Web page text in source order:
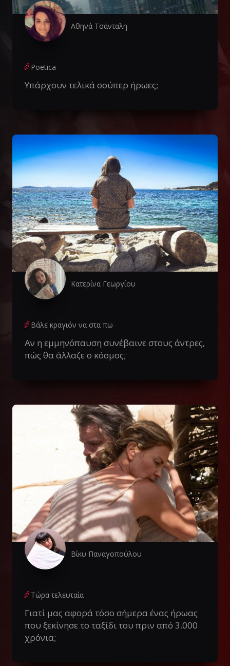
Αθηνά Τσάνταλη
Poetica
Υπάρχουν τελικά σούπερ ήρωες;
Κατερίνα Γεωργίου
Βάλε κραγιόν να στα πω
Αν η εμμηνόπαυση συνέβαινε στους άντρες,
πώς θα άλλαζε ο κόσμος;
Βίκυ Παναγοπούλου
Τώρα τελευταία
Γιατί μας αφορά τόσο σήμερα ένας ήρωας
που ξεκίνησε το ταξίδι του πριν από 3.000
χρόνια;